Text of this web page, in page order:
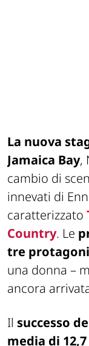
La nuova
Jamaica Bay,
cambio di
innevati di
caratterizzato
Country. Le
tre
una donna –
ancora
Il successo
media di